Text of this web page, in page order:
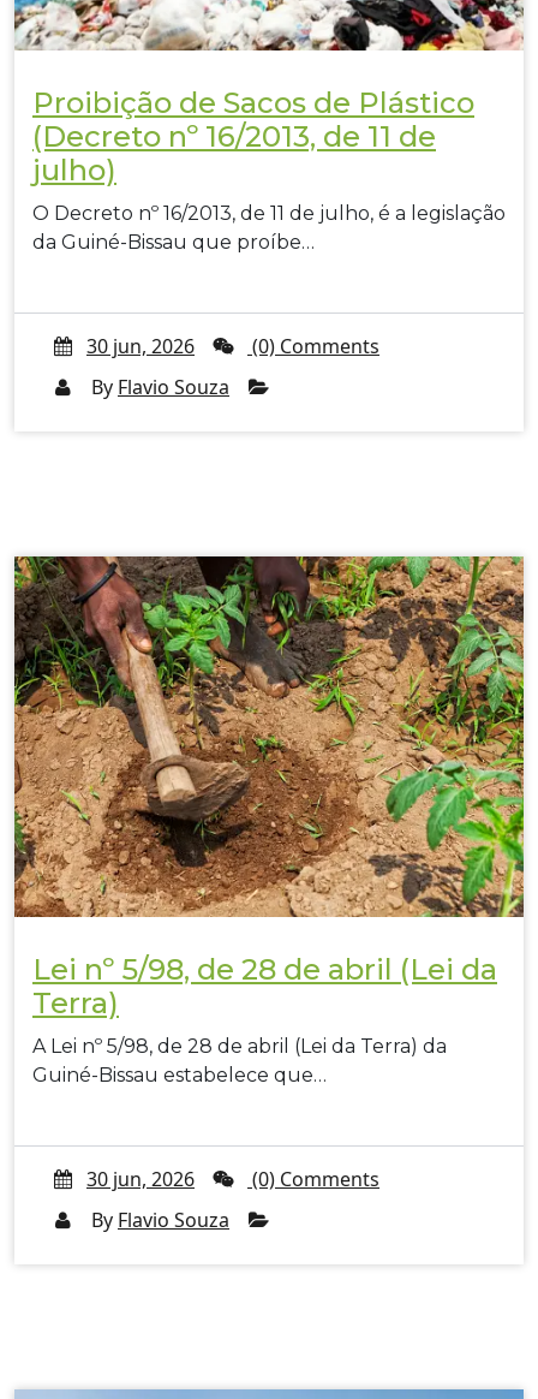
Proibição de Sacos de Plástico
(Decreto nº 16/2013, de 11 de
julho)
O Decreto nº 16/2013, de 11 de julho, é a legislação
da Guiné-Bissau que proíbe…
30 jun, 2026
(0) Comments
By Flavio Souza
Lei nº 5/98, de 28 de abril (Lei da
Terra)
A Lei nº 5/98, de 28 de abril (Lei da Terra) da
Guiné-Bissau estabelece que…
30 jun, 2026
(0) Comments
By Flavio Souza